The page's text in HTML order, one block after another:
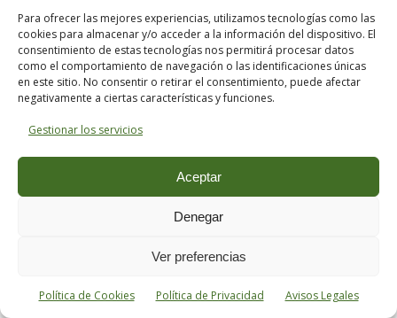
Para ofrecer las mejores experiencias, utilizamos tecnologías como las
cookies para almacenar y/o acceder a la información del dispositivo. El
consentimiento de estas tecnologías nos permitirá procesar datos
como el comportamiento de navegación o las identificaciones únicas
en este sitio. No consentir o retirar el consentimiento, puede afectar
negativamente a ciertas características y funciones.
Gestionar los servicios
Aceptar
Denegar
Ver preferencias
Política de Cookies Política de Privacidad Avisos Legales
alimentaria o la prevención y control de los
efectos de los factores ambientales sobre la
salud humana. En atención primaria, se incluye
la atención comunitaria, la atención paliativa a
potencia la actividad en consultas y hospitales
de día, médicos y quirúrgicos, incluyéndose,
además, la hospitalización a domicilio, la
atención sociosanitaria en el ámbito